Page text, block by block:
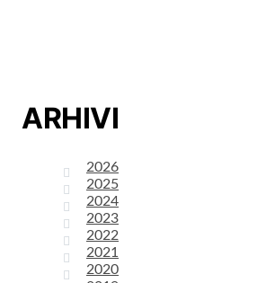
ARHIVI
2026
2025
2024
2023
2022
2021
2020